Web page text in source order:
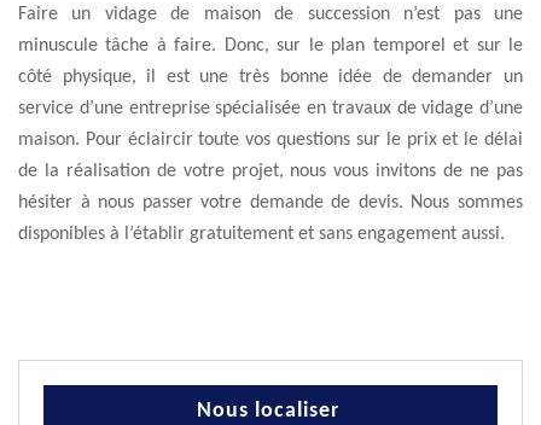
Faire un vidage de maison de succession n’est pas une
minuscule tâche à faire. Donc, sur le plan temporel et sur le
côté physique, il est une très bonne idée de demander un
service d’une entreprise spécialisée en travaux de vidage d’une
maison. Pour éclaircir toute vos questions sur le prix et le délai
de la réalisation de votre projet, nous vous invitons de ne pas
hésiter à nous passer votre demande de devis. Nous sommes
disponibles à l’établir gratuitement et sans engagement aussi.
Nous localiser